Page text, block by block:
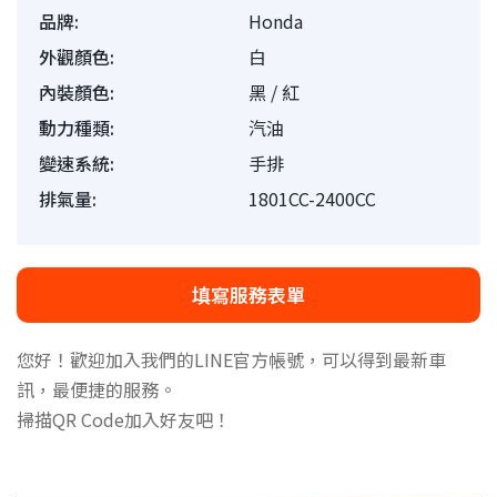
品牌:
Honda
外觀顏色:
白
內裝顏色:
黑 / 紅
動力種類:
汽油
變速系統:
手排
排氣量:
1801CC-2400CC
填寫服務表單
您好！歡迎加入我們的LINE官方帳號，可以得到最新車
訊，最便捷的服務。
掃描QR Code加入好友吧！